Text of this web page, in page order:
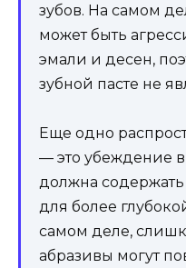
зубов. На самом
может быть
эмали и десен,
зубной пасте не
Еще одно
— это убеждение в
должна
для более
самом деле,
абразивы могут